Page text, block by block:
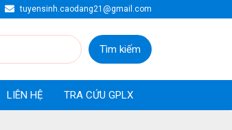
tuyensinh.caodang21@gmail.com
Tìm kiếm
LIÊN HỆ TRA CỨU GPLX